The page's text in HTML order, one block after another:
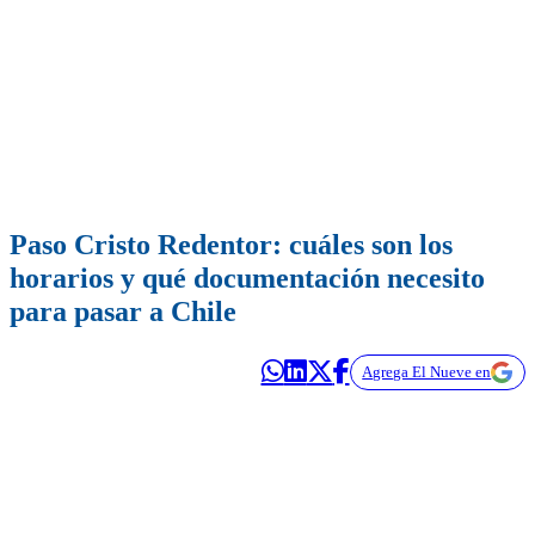
Paso Cristo Redentor: cuáles son los
horarios y qué documentación necesito
para pasar a Chile
Agrega El Nueve en